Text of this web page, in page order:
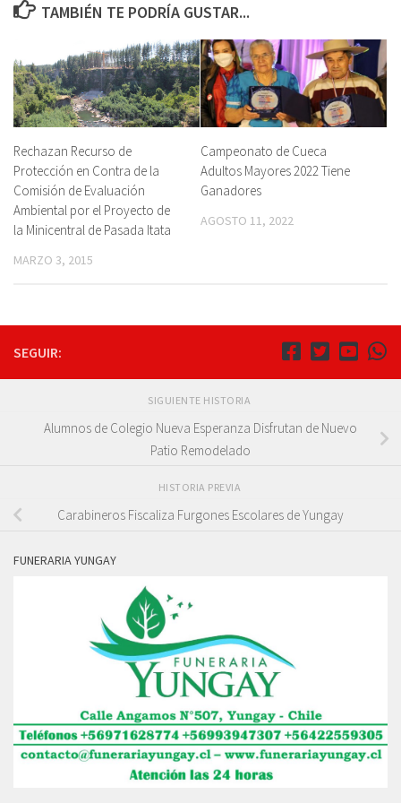
TAMBIÉN TE PODRÍA GUSTAR...
Rechazan Recurso de
Protección en Contra de la
Comisión de Evaluación
Ambiental por el Proyecto de
la Minicentral de Pasada Itata
MARZO 3, 2015
Campeonato de Cueca
Adultos Mayores 2022 Tiene
Ganadores
AGOSTO 11, 2022
SEGUIR:
SIGUIENTE HISTORIA
Alumnos de Colegio Nueva Esperanza Disfrutan de Nuevo
Patio Remodelado
HISTORIA PREVIA
Carabineros Fiscaliza Furgones Escolares de Yungay
FUNERARIA YUNGAY